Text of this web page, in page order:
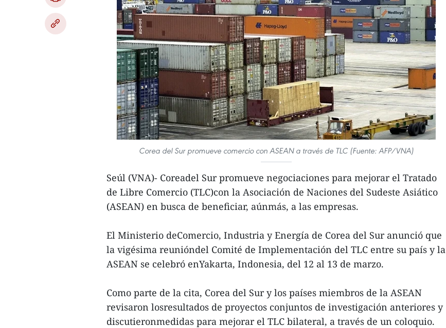
Corea del Sur promueve comercio con ASEAN a través de TLC (Fuente: AFP/VNA)
Seúl (VNA)- Coreadel Sur promueve negociaciones para mejorar el Tratado
de Libre Comercio (TLC)con la Asociación de Naciones del Sudeste Asiático
(ASEAN) en busca de beneficiar, aúnmás, a las empresas.
El Ministerio deComercio, Industria y Energía de Corea del Sur anunció que
la vigésima reunióndel Comité de Implementación del TLC entre su país y la
ASEAN se celebró enYakarta, Indonesia, del 12 al 13 de marzo.
Como parte de la cita, Corea del Sur y los países miembros de la ASEAN
revisaron losresultados de proyectos conjuntos de investigación anteriores y
discutieronmedidas para mejorar el TLC bilateral, a través de un coloquio.